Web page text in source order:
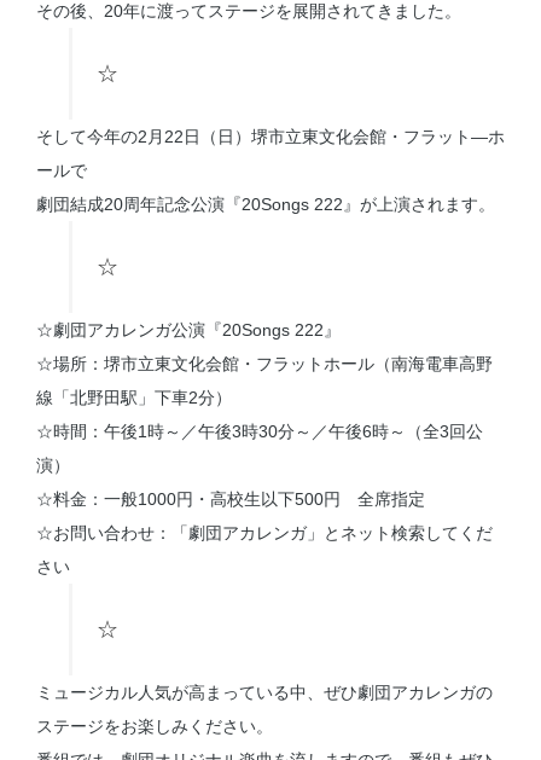
その後、20年に渡ってステージを展開されてきました。
☆
そして今年の2月22日（日）堺市立東文化会館・フラット―ホ
ールで
劇団結成20周年記念公演『20Songs 222』が上演されます。
☆
☆劇団アカレンガ公演『20Songs 222』
☆場所：堺市立東文化会館・フラットホール（南海電車高野
線「北野田駅」下車2分）
☆時間：午後1時～／午後3時30分～／午後6時～（全3回公
演）
☆料金：一般1000円・高校生以下500円 全席指定
☆お問い合わせ：「劇団アカレンガ」とネット検索してくだ
さい
☆
ミュージカル人気が高まっている中、ぜひ劇団アカレンガの
ステージをお楽しみください。